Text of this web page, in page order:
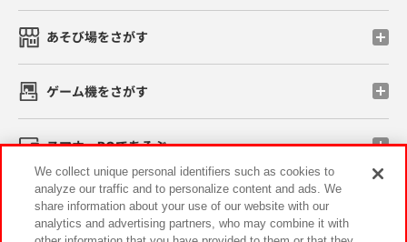
あそび場をさがす
ゲーム機をさがす
スマホ・PCであそぶ
イベント・キャンペーン
We collect unique personal identifiers such as cookies to
analyze our traffic and to personalize content and ads. We
share information about your use of our website with our
analytics and advertising partners, who may combine it with